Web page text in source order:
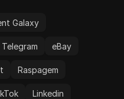
Galaxy
Telegram eBay
Raspagem
Linkedin